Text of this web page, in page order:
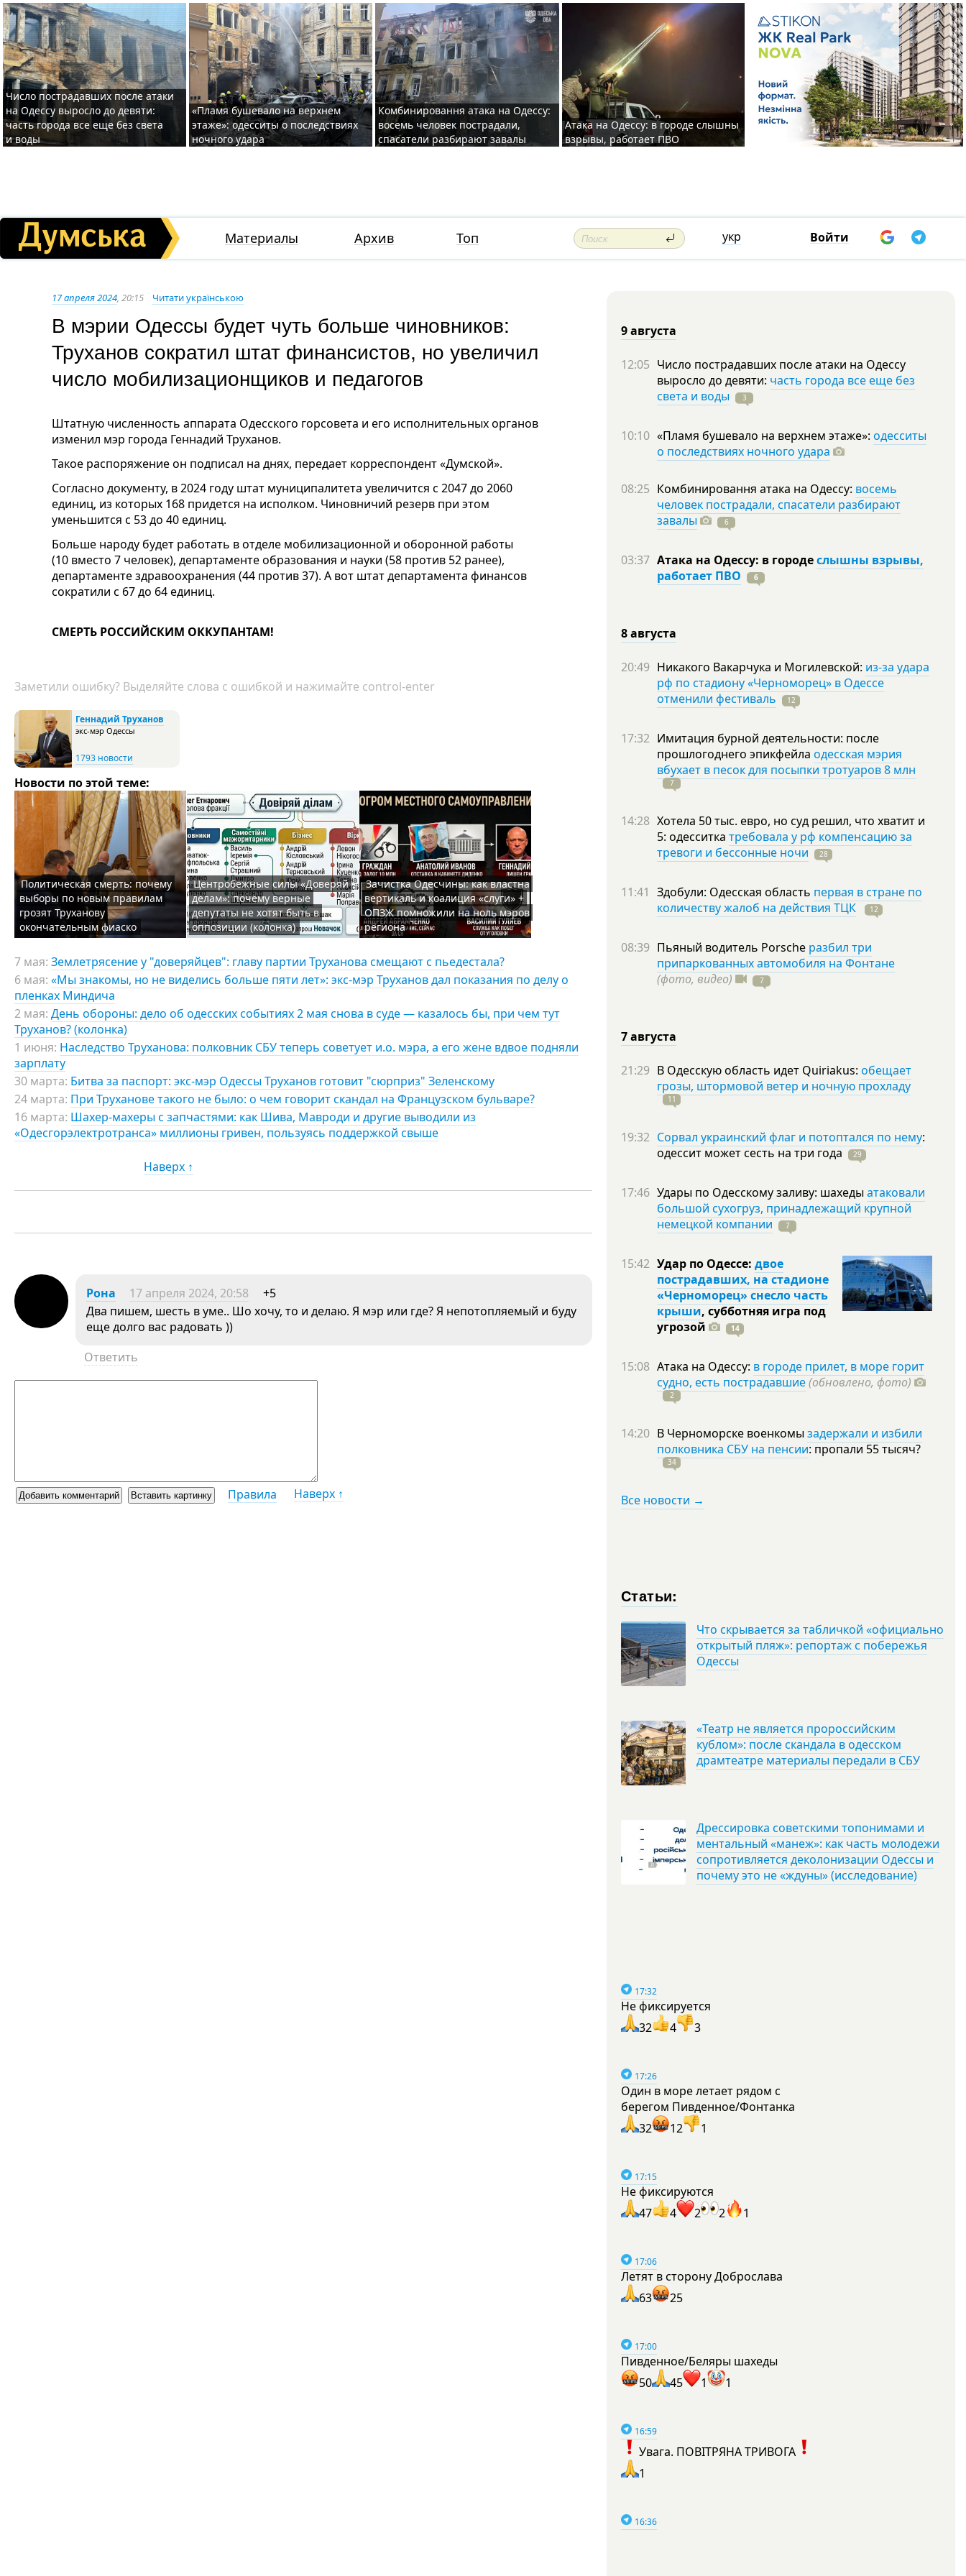
Число пострадавших после атаки
на Одессу выросло до девяти:
часть города все еще без света
и воды
«Пламя бушевало на верхнем
этаже»: одесситы о последствиях
ночного удара
Комбинировання атака на Одессу:
восемь человек пострадали,
спасатели разбирают завалы
Атака на Одессу: в городе слышны
взрывы, работает ПВО
Материалы Архив Топ укр Войти
17 апреля 2024, 20:15 Читати українською
В мэрии Одессы будет чуть больше чиновников:
Труханов сократил штат финансистов, но увеличил
число мобилизационщиков и педагогов
Штатную численность аппарата Одесского горсовета и его исполнительных органов
изменил мэр города Геннадий Труханов.
Такое распоряжение он подписал на днях, передает корреспондент «Думской».
Согласно документу, в 2024 году штат муниципалитета увеличится с 2047 до 2060
единиц, из которых 168 придется на исполком. Чиновничий резерв при этом
уменьшится с 53 до 40 единиц.
Больше народу будет работать в отделе мобилизационной и оборонной работы
(10 вместо 7 человек), департаменте образования и науки (58 против 52 ранее),
департаменте здравоохранения (44 против 37). А вот штат департамента финансов
сократили с 67 до 64 единиц.
СМЕРТЬ РОССИЙСКИМ ОККУПАНТАМ!
Заметили ошибку? Выделяйте слова с ошибкой и нажимайте control-enter
Геннадий Труханов
экс-мэр Одессы
1793 новости
Новости по этой теме:
Политическая смерть: почему
выборы по новым правилам
грозят Труханову
окончательным фиаско
Центробежные силы «Доверяй
делам»: почему верные
депутаты не хотят быть в
оппозиции (колонка)
Зачистка Одесчины: как властна
вертикаль и коалиция «слуги» +
ОПЗЖ помножили на ноль мэров
региона
7 мая: Землетрясение у "доверяйцев": главу партии Труханова смещают с пьедестала?
6 мая: «Мы знакомы, но не виделись больше пяти лет»: экс-мэр Труханов дал показания по делу о
пленках Миндича
2 мая: День обороны: дело об одесских событиях 2 мая снова в суде — казалось бы, при чем тут
Труханов? (колонка)
1 июня: Наследство Труханова: полковник СБУ теперь советует и.о. мэра, а его жене вдвое подняли
зарплату
30 марта: Битва за паспорт: экс-мэр Одессы Труханов готовит "сюрприз" Зеленскому
24 марта: При Труханове такого не было: о чем говорит скандал на Французском бульваре?
16 марта: Шахер-махеры с запчастями: как Шива, Мавроди и другие выводили из
«Одесгорэлектротранса» миллионы гривен, пользуясь поддержкой свыше
Наверх ↑
Рона 17 апреля 2024, 20:58
+5
Два пишем, шесть в уме.. Шо хочу, то и делаю. Я мэр или где? Я непотопляемый и буду
еще долго вас радовать ))
Ответить
Правила Наверх ↑
9 августа
12:05 Число пострадавших после атаки на Одессу
выросло до девяти: часть города все еще без
света и воды
3
10:10 «Пламя бушевало на верхнем этаже»: одесситы
о последствиях ночного удара
08:25 Комбинировання атака на Одессу: восемь
человек пострадали, спасатели разбирают
завалы
6
03:37 Атака на Одессу: в городеслышны взрывы,
работает ПВО
6
8 августа
20:49 Никакого Вакарчука и Могилевской: из-за удара
рф по стадиону «Черноморец» в Одессе
отменили фестиваль
12
17:32 Имитация бурной деятельности: после
прошлогоднего эпикфейла одесская мэрия
вбухает в песок для посыпки тротуаров 8 млн
7
14:28 Хотела 50 тыс. евро, но суд решил, что хватит и
5: одесситка требовала у рф компенсацию за
тревоги и бессонные ночи
28
11:41 Здобули: Одесская область первая в стране по
количеству жалоб на действия ТЦК
12
08:39 Пьяный водитель Porsche разбил три
припаркованных автомобиля на Фонтане
(фото, видео)
7
7 августа
21:29 В Одесскую область идет Quiriakus: обещает
грозы, штормовой ветер и ночную прохладу
11
19:32 Сорвал украинский флаг и потоптался по нему:
одессит может сесть на три года 29
17:46 Удары по Одесскому заливу: шахеды атаковали
большой сухогруз, принадлежащий крупной
немецкой компании
7
15:42 Удар по Одессе: двое
пострадавших, на стадионе
«Черноморец» снесло часть
крыши, субботняя игра под
угрозой
14
15:08 Атака на Одессу: в городе прилет, в море горит
судно, есть пострадавшие(обновлено, фото)
2
14:20 В Черноморске военкомы задержали и избили
полковника СБУ на пенсии: пропали 55тысяч?
34
Все новости →
Статьи:
Что скрывается за табличкой «официально
открытый пляж»: репортаж с побережья
Одессы
«Театр не является пророссийским
кублом»: после скандала в одесском
драмтеатре материалы передали в СБУ
Дрессировка советскими топонимами и
ментальный «манеж»: как часть молодежи
сопротивляется деколонизации Одессы и
почему это не «ждуны» (исследование)
17:32
Не фиксируется
32
4 3
17:26
Один в море летает рядом с
берегом Пивденное/Фонтанка
32
12 1
17:15
Не фиксируются
47
4 2 2 1
17:06
Летят в сторону Доброслава
63
25
17:00
Пивденное/Беляры шахеды
50
45 1 1
16:59
Увага. ПОВІТРЯНА ТРИВОГА
1
16:36